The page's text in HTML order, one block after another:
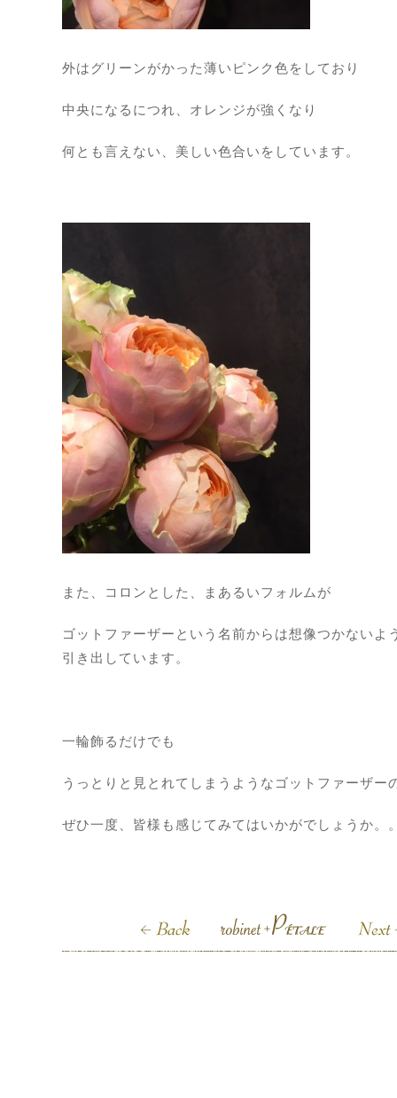
外はグリーンがかった薄いピンク色をしており
中央になるにつれ、オレンジが強くなり
何とも言えない、美しい色合いをしています。
また、コロンとした、まあるいフォルムが
ゴットファーザーという名前からは想像つかないよ
引き出しています。
一輪飾るだけでも
うっとりと見とれてしまうようなゴットファーザー
ぜひ一度、皆様も感じてみてはいかがでしょうか。